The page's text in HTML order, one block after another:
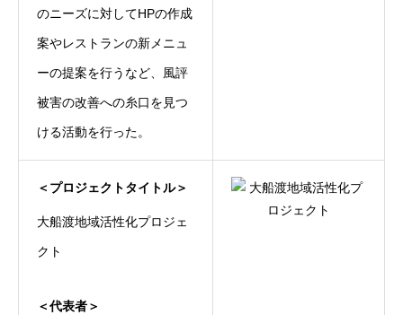
のニーズに対してHPの作成
案やレストランの新メニュ
ーの提案を行うなど、風評
被害の改善への糸口を見つ
ける活動を行った。
＜プロジェクトタイトル＞
大船渡地域活性化プロジェ
クト
＜代表者＞